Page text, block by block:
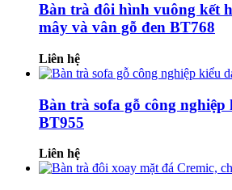
Bàn trà đôi hình vuông kết
mây và vân gỗ đen BT768
Liên hệ
Bàn trà sofa gỗ công
BT955
Liên hệ